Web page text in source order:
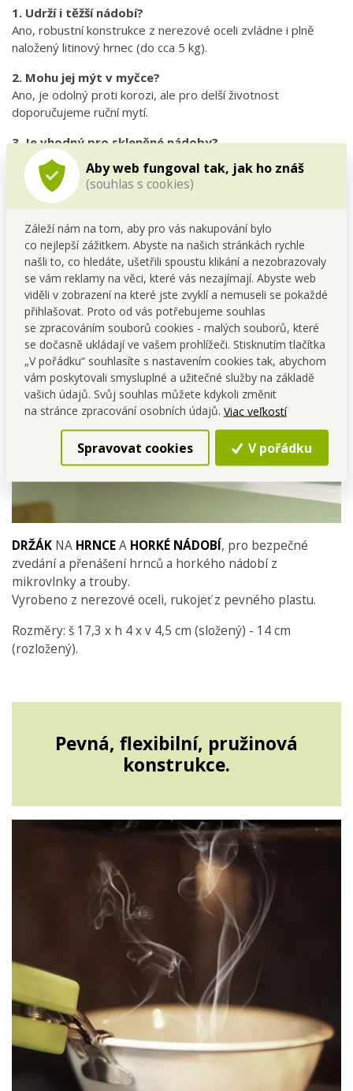
Aby web fungoval tak, jak ho znáš
(souhlas s cookies)
Záleží nám na tom, aby pro vás nakupování bylo
co nejlepší zážitkem. Abyste na našich stránkách rychle
našli to, co hledáte, ušetřili spoustu klikání a nezobrazovaly
se vám reklamy na věci, které vás nezajímají. Abyste web
viděli v zobrazení na které jste zvyklí a nemuseli se pokaždé
přihlašovat. Proto od vás potřebujeme souhlas
se zpracováním souborů cookies - malých souborů, které
se dočasně ukládají ve vašem prohlížeči. Stisknutím tlačítka
„V pořádku“ souhlasíte s nastavením cookies tak, abychom
vám poskytovali smysluplné a užitečné služby na základě
vašich údajů. Svůj souhlas můžete kdykoli změnit
na stránce zpracování osobních údajů. Viac veľkostí
Spravovat cookies V pořádku
1. Udrží i těžší nádobí?
Ano, robustní konstrukce z nerezové oceli zvládne i plně
naložený litinový hrnec (do cca 5 kg).
2. Mohu jej mýt v myčce?
Ano, je odolný proti korozi, ale pro delší životnost
doporučujeme ruční mytí.
3. Je vhodný pro skleněné nádoby?
Ano, kleště mají tvar pro bezpečné uchopení i hladkého skla
či keramiky.
Technické parametry:
Rozměry složený: 17,3 × 4 × 4,5 cm
Rozměry rozložený: délka 14 cm
Materiál: nerezová ocel, plast
DRŽÁK NA HRNCEA HORKÉ NÁDOBÍ, pro bezpečné
zvedání a přenášení hrnců a horkého nádobí z
mikrovlnky a trouby.
Vyrobeno z nerezové oceli, rukojeť z pevného plastu.
Rozměry: š 17,3 x h 4 x v 4,5 cm (složený) - 14 cm
(rozložený).
Pevná, flexibilní, pružinová
konstrukce.